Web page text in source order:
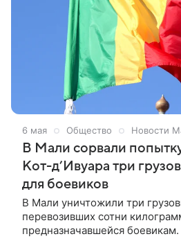
6 мая Общество Новости
В Мали сорвали
Кот-д’Ивуара три
для боевиков
В Мали уничтожили три
перевозивших сотни
предназначавшейся